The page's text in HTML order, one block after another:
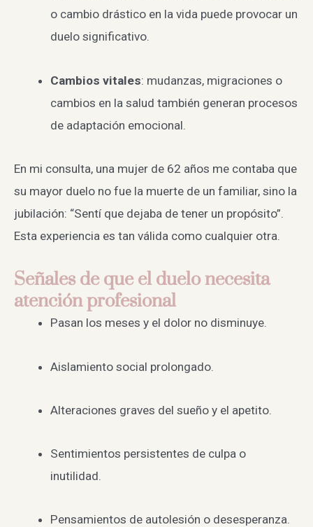
o cambio drástico en la vida puede provocar un
duelo significativo.
Cambios vitales: mudanzas, migraciones o
cambios en la salud también generan procesos
de adaptación emocional.
En mi consulta, una mujer de 62 años me contaba que
su mayor duelo no fue la muerte de un familiar, sino la
jubilación: “Sentí que dejaba de tener un propósito”.
Esta experiencia es tan válida como cualquier otra.
Señales de que el duelo necesita
atención profesional
Pasan los meses y el dolor no disminuye.
Aislamiento social prolongado.
Alteraciones graves del sueño y el apetito.
Sentimientos persistentes de culpa o
inutilidad.
Pensamientos de autolesión o desesperanza.